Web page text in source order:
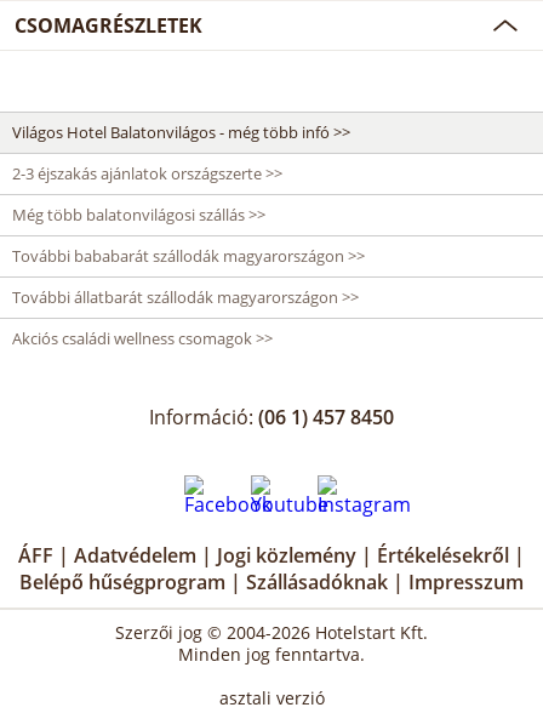
CSOMAGRÉSZLETEK
Világos Hotel Balatonvilágos - még több infó >>
2-3 éjszakás ajánlatok országszerte >>
Még több balatonvilágosi szállás >>
További bababarát szállodák magyarországon >>
További állatbarát szállodák magyarországon >>
Akciós családi wellness csomagok >>
Információ: (06 1) 457 8450
ÁFF | Adatvédelem | Jogi közlemény | Értékelésekről |
Belépő hűségprogram | Szállásadóknak | Impresszum
Szerzői jog © 2004-2026 Hotelstart Kft.
Minden jog fenntartva.
asztali verzió